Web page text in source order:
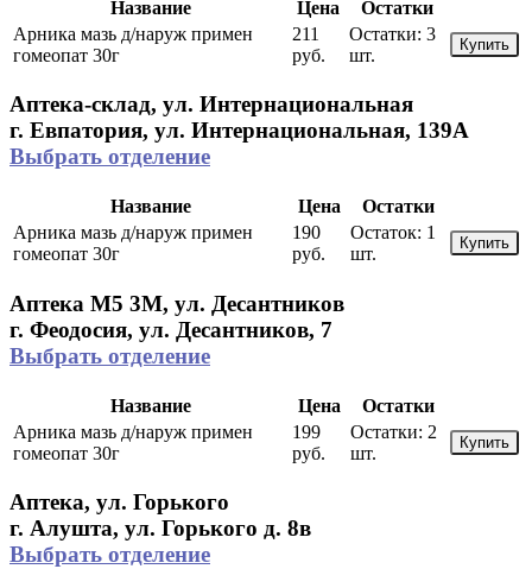
Название Цена
Остатки
Арника мазь д/наруж примен
гомеопат 30г
211
руб.
Остатки: 3
шт.
Купить
Аптека-склад, ул. Интернациональная
г. Евпатория, ул. Интернациональная, 139А
Выбрать отделение
Название Цена
Остатки
Арника мазь д/наруж примен
гомеопат 30г
190
руб.
Остаток: 1
шт.
Купить
Аптека М5 3М, ул. Десантников
г. Феодосия, ул. Десантников, 7
Выбрать отделение
Название Цена
Остатки
Арника мазь д/наруж примен
гомеопат 30г
199
руб.
Остатки: 2
шт.
Купить
Аптека, ул. Горького
г. Алушта, ул. Горького д. 8в
Выбрать отделение